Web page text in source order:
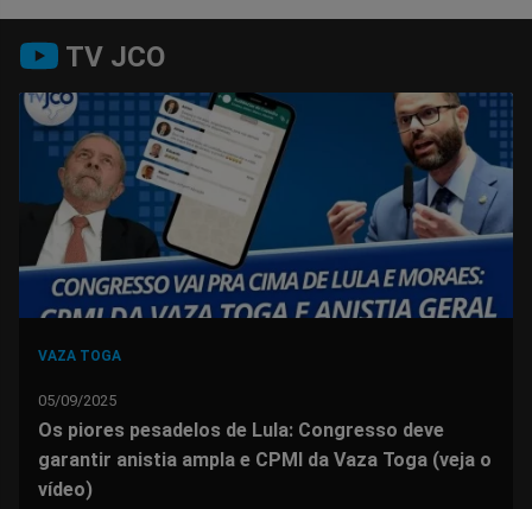
Compartilhar
no
Facebook
no
Whatsapp
no
Twitter
no
Messenger
no
Telegram
no
Gettr
TV JCO
VAZA TOGA
05/09/2025
Os piores pesadelos de Lula: Congresso deve
garantir anistia ampla e CPMI da Vaza Toga (veja o
vídeo)